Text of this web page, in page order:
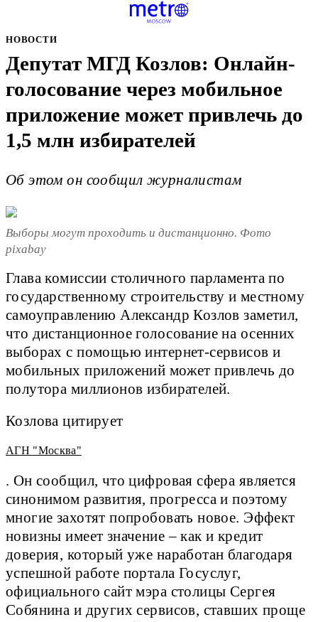
НОВОСТИ
Депутат МГД Козлов: Онлайн-
голосование через мобильное
приложение может привлечь до
1,5 млн избирателей
Об этом он сообщил журналистам
Выборы могут проходить и дистанционно. Фото
pixabay
Глава комиссии столичного парламента по
государственному строительству и местному
самоуправлению Александр Козлов заметил,
что дистанционное голосование на осенних
выборах с помощью интернет-сервисов и
мобильных приложений может привлечь до
полутора миллионов избирателей.
Козлова цитирует
АГН "Москва"
. Он сообщил, что цифровая сфера является
синонимом развития, прогресса и поэтому
многие захотят попробовать новое. Эффект
новизны имеет значение – как и кредит
доверия, который уже наработан благодаря
успешной работе портала Госуслуг,
официального сайт мэра столицы Сергея
Собянина и других сервисов, ставших проще